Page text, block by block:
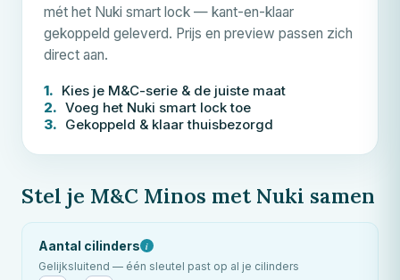
mét het Nuki smart lock — kant-en-klaar
gekoppeld geleverd. Prijs en preview passen zich
direct aan.
1. Kies je M&C-serie & de juiste maat
2. Voeg het Nuki smart lock toe
3. Gekoppeld & klaar thuisbezorgd
Stel je M&C Minos met Nuki samen
Aantal cilinders i
Gelijksluitend — één sleutel past op al je cilinders